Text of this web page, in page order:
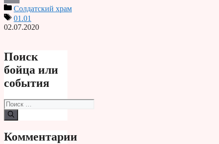
PrintСолдатский храм
01.01
02.07.2020
Поиск
бойца или
события
Поиск:
Комментарии